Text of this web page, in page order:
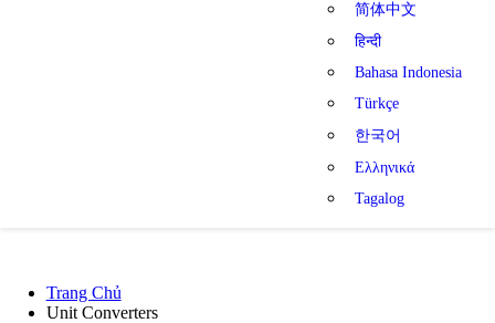
简体中文
हिन्दी
Bahasa Indonesia
Türkçe
한국어
Ελληνικά
Tagalog
Trang Chủ
Unit Converters